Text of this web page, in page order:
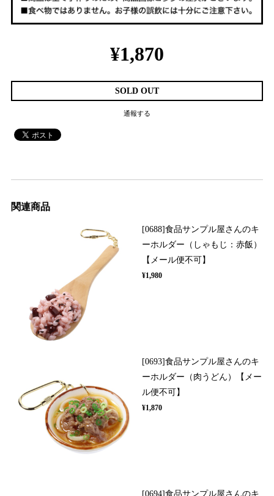
¥1,870
SOLD OUT
通報する
関連商品
[0688]食品サンプル屋さんのキ
ーホルダー（しゃもじ：赤飯）
【メール便不可】
¥1,980
[0693]食品サンプル屋さんのキ
ーホルダー（肉うどん）【メー
ル便不可】
¥1,870
[0694]食品サンプル屋さんのキ